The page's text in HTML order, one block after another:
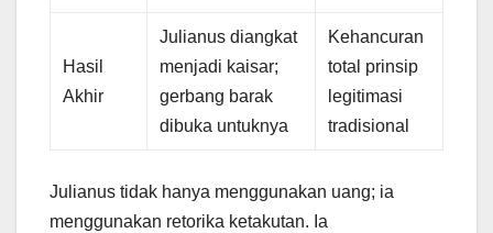
Hasil
Akhir
Julianus diangkat
menjadi kaisar;
gerbang barak
dibuka untuknya
Kehancuran
total prinsip
legitimasi
tradisional
Julianus tidak hanya menggunakan uang; ia
menggunakan retorika ketakutan. Ia